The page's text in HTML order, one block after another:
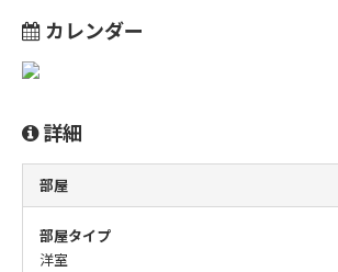
カレンダー
詳細
部屋
部屋タイプ
洋室